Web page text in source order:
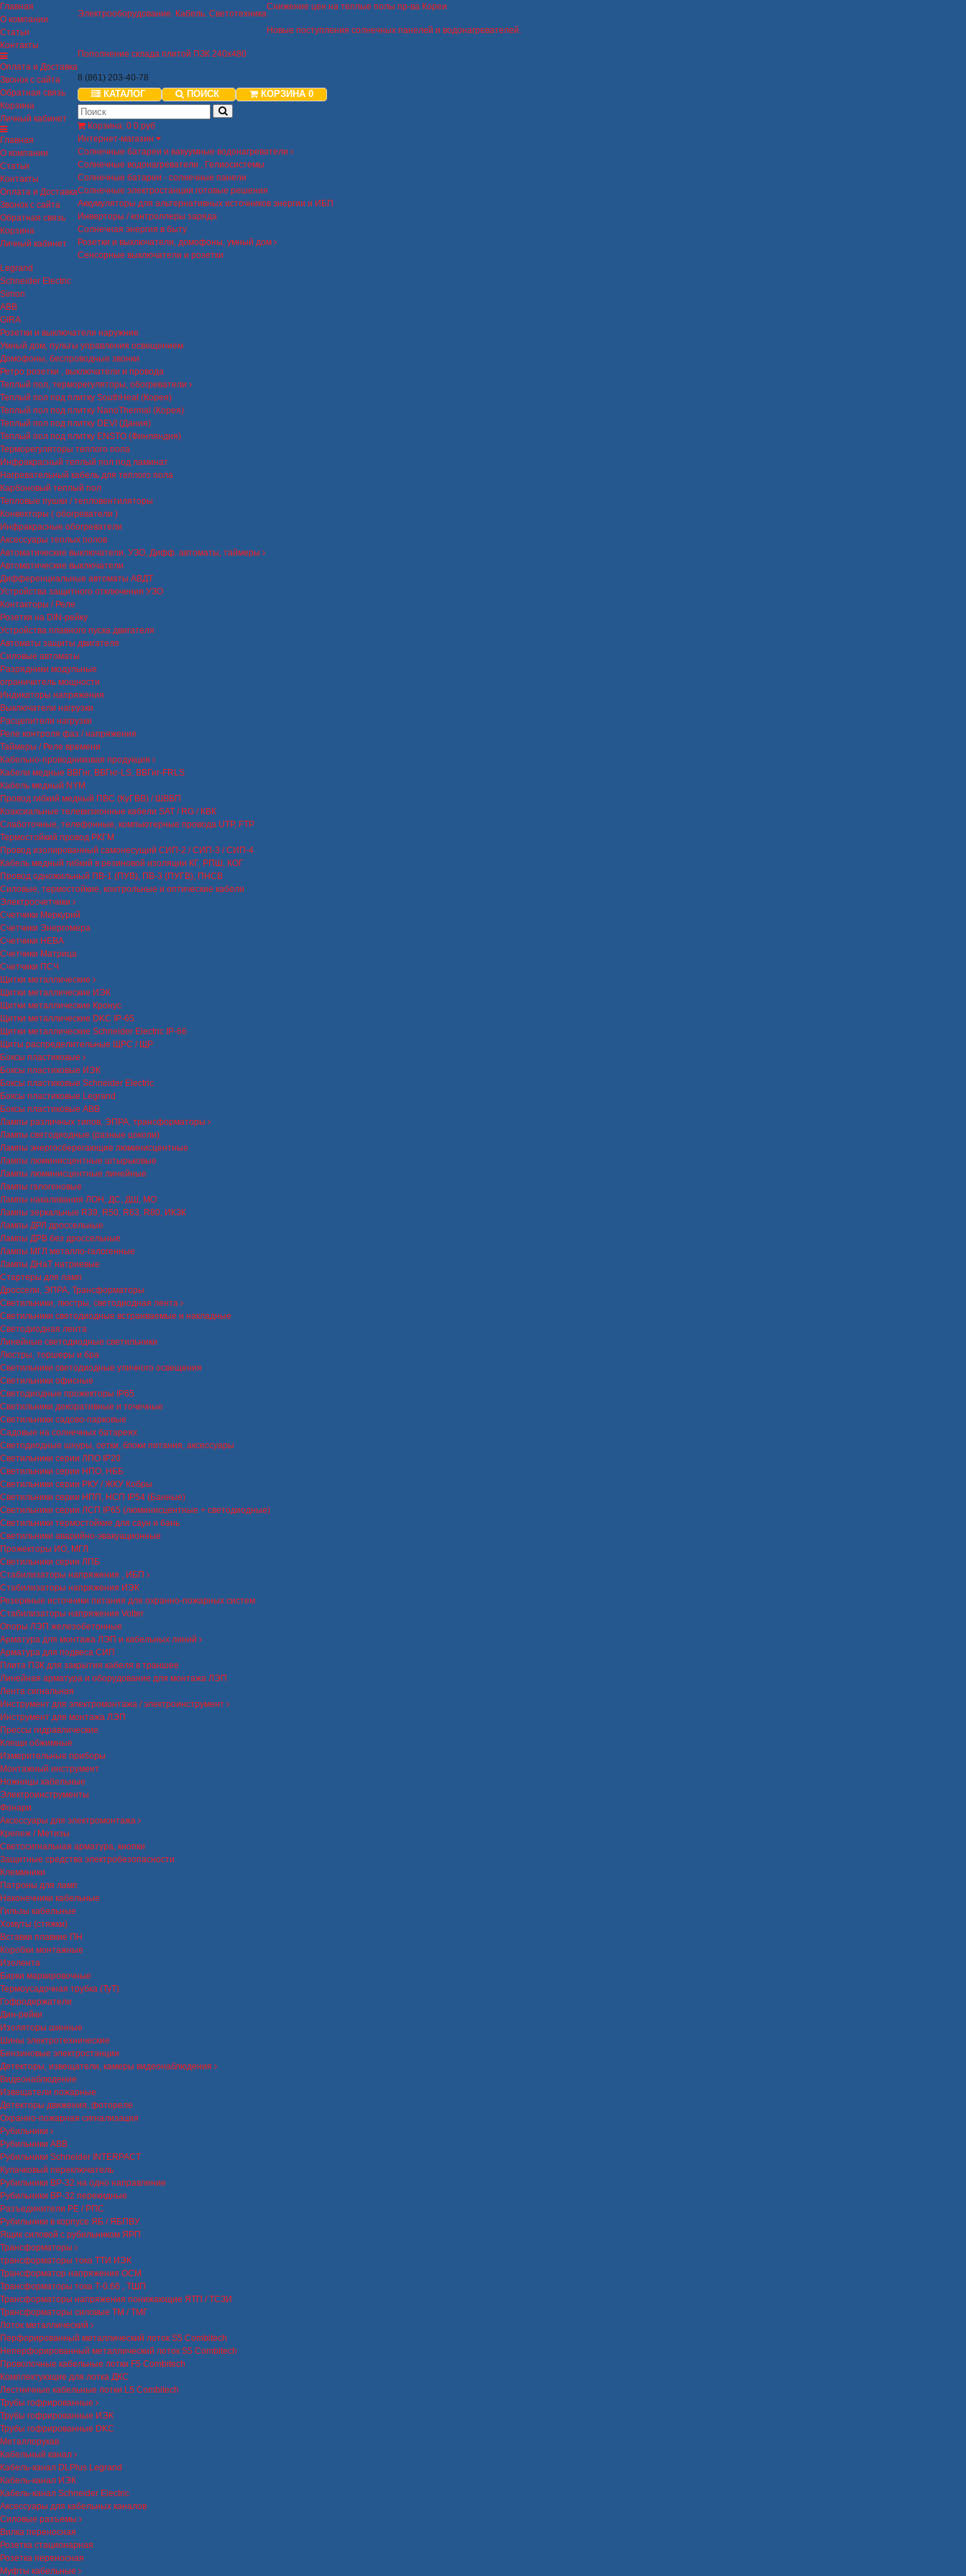
Главная
О компании
Статьи
Контакты
Оплата и Доставка
Звонок с сайта
Обратная связь
Корзина
Личный кабинет
Главная
О компании
Статьи
Контакты
Оплата и Доставка
Звонок с сайта
Обратная связь
Корзина
Личный кабинет
Электрооборудование. Кабель. Светотехника
Снижение цен на теплые полы пр-ва Кореи
Новые поступления солнечных панелей и водонагревателей.
Пополнение склада плитой ПЗК 240х480
8 (861) 203-40-78
КАТАЛОГ ПОИСК КОРЗИНА 0
Корзина: 0 0 руб
Интернет-магазин
Солнечные батареи и вакуумные водонагреватели
Солнечные водонагреватели , Гелиосистемы
Солнечные батареи - солнечные панели
Солнечные электростанции готовые решения
Аккумуляторы для альтернативных источников энергии и ИБП
Инверторы / контроллеры заряда
Солнечная энергия в быту
Розетки и выключатели, домофоны, умный дом
Сенсорные выключатели и розетки
Legrand
Schneider Electric
Simon
ABB
GIRA
Розетки и выключатели наружние
Умный дом, пульты управления освещением
Домофоны, беспроводные звонки
Ретро розетки , выключатели и провода
Теплый пол, терморегуляторы, обогреватели
Теплый пол под плитку SouthHeat (Корея)
Теплый пол под плитку NanoThermal (Корея)
Теплый пол под плитку DEVI (Дания)
Теплый пол под плитку ENSTO (Финляндия)
Терморегуляторы теплого пола
Инфракрасный теплый пол под ламинат
Нагревательный кабель для теплого пола
Карбоновый теплый пол
Тепловые пушки / тепловентиляторы
Конвекторы ( обогреватели )
Инфракрасные обогреватели
Аксессуары теплых полов
Автоматические выключатели, УЗО, Дифф. автоматы, таймеры
Автоматические выключатели
Дифференциальные автоматы АВДТ
Устройства защитного отключения УЗО
Контакторы / Реле
Розетки на DIN-рейку
Устройства плавного пуска двигателя
Автоматы защиты двигателя
Силовые автоматы
Разрядники модульные
ограничитель мощности
Индикаторы напряжения
Выключатели нагрузки
Расцепители нагрузки
Реле контроля фаз / напряжения
Таймеры / Реле времени
Кабельно-проводниковая продукция
Кабели медные ВВГнг, ВВГнг-LS, ВВГнг-FRLS
Кабель медный NYM
Провод гибкий медный ПВС (КуГВВ) / ШВВП
Коаксиальные телевизионные кабели SAT / RG / КВК
Слаботочные, телефонные, компьютерные провода UTP, FTP
Термостойкий провод РКГМ
Провод изолированный самонесущий СИП-2 / СИП-3 / СИП-4
Кабель медный гибкий в резиновой изоляции КГ, РПШ, КОГ
Провод одножильный ПВ-1 (ПУВ), ПВ-3 (ПУГВ), ПНСВ
Силовые, термостойкие, контрольные и оптические кабели
Электросчетчики
Счетчики Меркурий
Счетчики Энергомера
Счетчики НЕВА
Счетчики Матрица
Счетчики ПСЧ
Щитки металлические
Щитки металлические ИЭК
Щитки металлические Кронус
Щитки металлические DKC IP-65
Щитки металлические Schneider Electric IP-66
Щиты распределительные ЩРС / ЩР
Боксы пластиковые
Боксы пластиковые ИЭК
Боксы пластиковые Schneider Electric
Боксы пластиковые Legrand
Боксы пластиковые ABB
Лампы различных типов, ЭПРА, трансформаторы
Лампы светодиодные (разные цоколи)
Лампы энергосберегающие люминисцентные
Лампы люминисцентные штырьковые
Лампы люминисцентные линейные
Лампы галогеновые
Лампы накаливания ЛОН, ДС, ДШ, МО
Лампы зеркальные R39, R50, R63, R80, ИКЗК
Лампы ДРЛ дроссельные
Лампы ДРВ без дроссельные
Лампы МГЛ металло-галогенные
Лампы ДНаТ натриевые
Стартеры для ламп
Дроссели, ЭПРА, Трансформаторы
Светильники, люстры, светодиодная лента
Светильники светодиодные встраиваемые и накладные
Светодиодная лента
Линейные светодиодные светильники
Люстры, торшеры и бра
Светильники светодиодные уличного освещения
Светильники офисные
Светодиодные прожекторы IP65
Светильники декоративные и точечные
Светильники садово-парковые
Садовые на солнечных батареях
Светодиодные шнуры, сетки, блоки питания, аксессуары
Светильники серии ЛПО IP20
Светильники серии НПО, НББ
Светильники серии РКУ / ЖКУ Кобры
Светильники серии НПП, НСП IP54 (Банные)
Светильники серии ЛСП IP65 (люминисцентные + светодиодные)
Светильники термостойкие для саун и бань
Светильники аварийно-эвакуационные
Прожекторы ИО, МГЛ
Светильники серии ЛПБ
Стабилизаторы напряжения , ИБП
Стабилизаторы напряжения ИЭК
Резервные источники питания для охранно-пожарных систем
Стабилизаторы напряжения Volter
Опоры ЛЭП железобетонные
Арматура для монтажа ЛЭП и кабельных линий
Арматура для подвеса СИП
Плита ПЗК для закрытия кабеля в траншее
Линейная арматура и оборудование для монтажа ЛЭП
Лента сигнальная
Инструмент для электромонтажа / электроинструмент
Инструмент для монтажа ЛЭП
Прессы гидравлические
Клещи обжимные
Измерительные приборы
Монтажный инструмент
Ножницы кабельные
Электроинструменты
Фонари
Аксессуары для электромонтажа
Крепеж / Метизы
Светосигнальная арматура, кнопки
Защитные средства электробезопасности
Клеммники
Патроны для ламп
Наконечники кабельные
Гильзы кабельные
Хомуты (стяжки)
Вставки плавкие ПН
Коробки монтажные
Изолента
Бирки маркировочные
Термоусадочная трубка (ТуТ)
Гофродержатели
Дин-рейки
Изоляторы шинные
Шины электротехнические
Бензиновые электростанции
Детекторы, извещатели, камеры видеонаблюдения
Видеонаблюдение
Извещатели пожарные
Детекторы движения, фотореле
Охранно-пожарная сигнализация
Рубильники
Рубильники ABB
Рубильники Schneider INTERPACT
Кулачковый переключатель
Рубильники ВР-32 на одно направление
Рубильники ВР-32 перекидные
Разъединители РЕ / РПС
Рубильники в корпусе ЯБ / ЯБПВУ
Ящик силовой с рубильником ЯРП
Трансформаторы
трансформаторы тока ТТИ ИЭК
Трансформатор напряжения ОСМ
Трансформаторы тока Т-0.66 , ТШП
Трансформаторы напряжения понижающие ЯТП / ТСЗИ
Трансформаторы силовые ТМ / ТМГ
Лоток металлический
Перфорированный металлический лоток S5 Combitech
Неперфорированный металлический лоток S5 Combitech
Проволочные кабельные лотки F5 Combitech
Комплектующие для лотка ДКС
Лестничные кабельные лотки L5 Combitech
Трубы гофрированные
Трубы гофрированные ИЭК
Трубы гофрированные DKC
Металлорукав
Кабельный канал
Кабель-канал DLPlus Legrand
Кабель-канал ИЭК
Кабель-канал Schneider Electric
Аксессуары для кабельных каналов
Силовые разъемы
Вилка переносная
Розетка стационарная
Розетка переносная
Муфты кабельные